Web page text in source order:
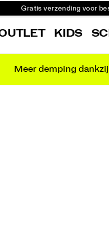
Gratis verzending voor
Krijg 10% korting
KIDS
Meer demping